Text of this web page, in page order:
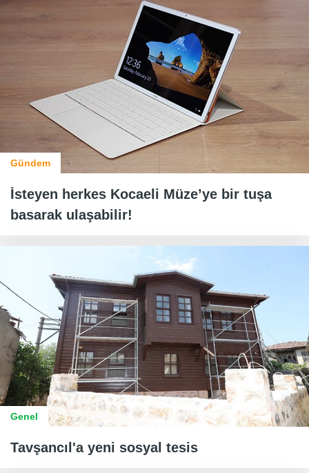
Gündem
İsteyen herkes Kocaeli Müze’ye bir tuşa
basarak ulaşabilir!
Genel
Tavşancıl'a yeni sosyal tesis